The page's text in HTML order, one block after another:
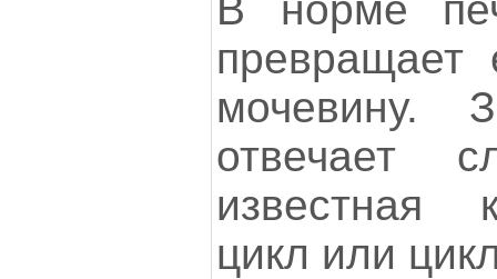
превращает
мочевину.
отвечает
известная
цикл или